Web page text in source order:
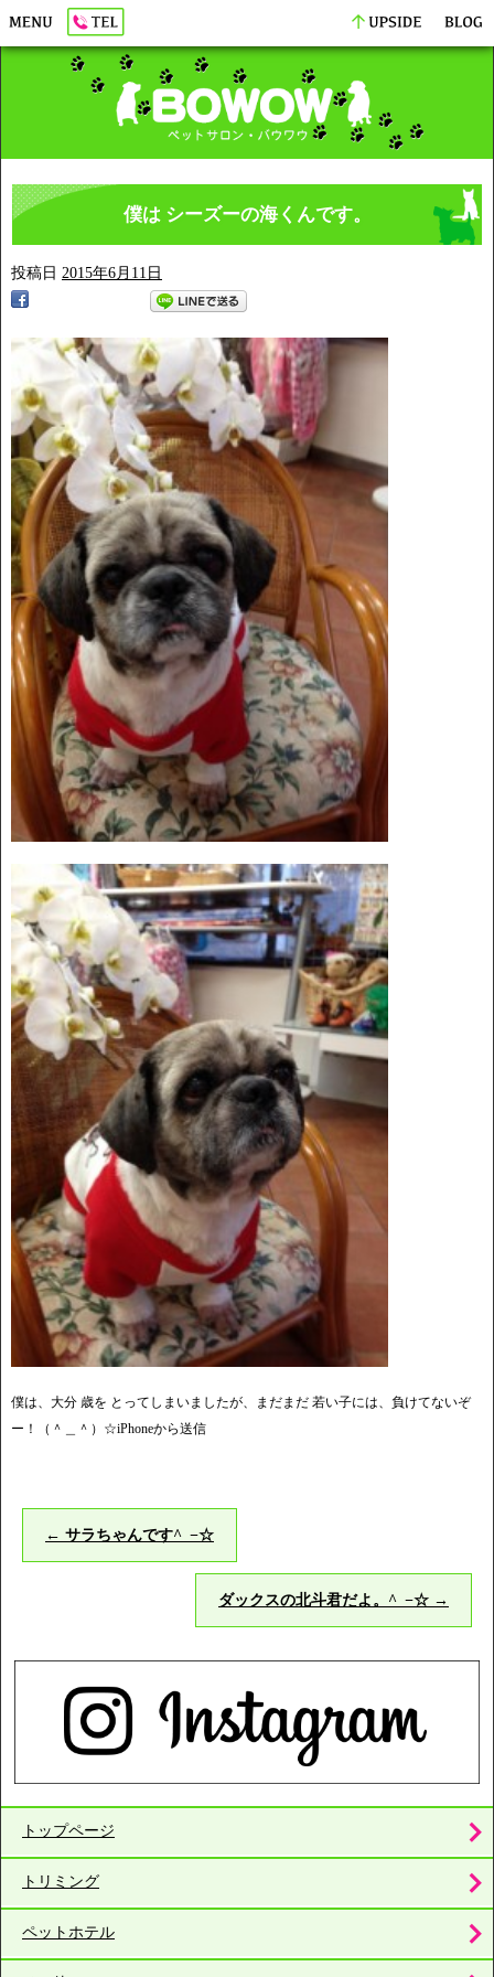
僕は シーズーの海くんです。
投稿日 2015年6月11日
僕は、大分 歳を とってしまいましたが、まだまだ 若い子には、負けてないぞ
ー！（＾＿＾）☆iPhoneから送信
← サラちゃんです^_−☆
ダックスの北斗君だよ。^_−☆ →
トップページ
トリミング
ペットホテル